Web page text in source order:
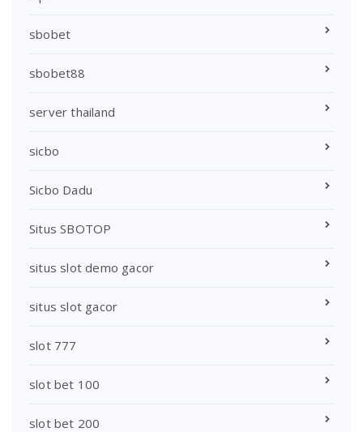
sbobet
sbobet88
server thailand
sicbo
Sicbo Dadu
Situs SBOTOP
situs slot demo gacor
situs slot gacor
slot 777
slot bet 100
slot bet 200